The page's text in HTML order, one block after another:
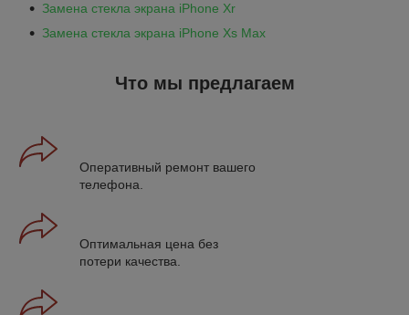
Замена стекла экрана iPhone Xr
Замена стекла экрана iPhone Xs Max
Что мы предлагаем
Оперативный ремонт вашего
телефона.
Оптимальная цена без
потери качества.